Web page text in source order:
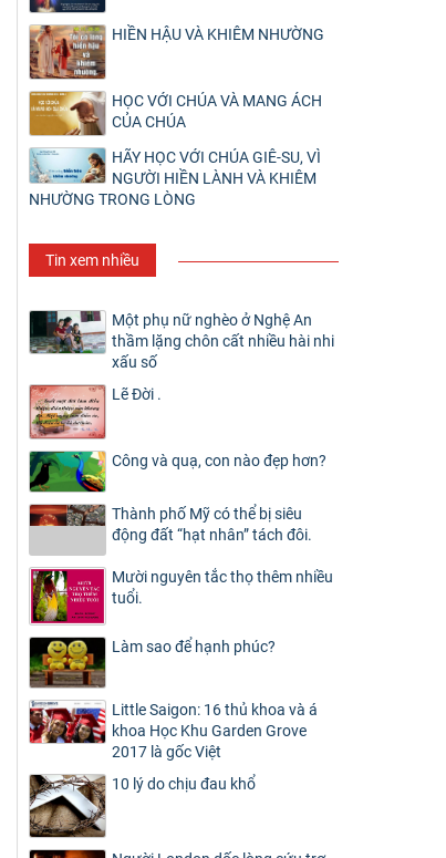
HIỀN HẬU VÀ KHIÊM NHƯỜNG
HỌC VỚI CHÚA VÀ MANG ÁCH
CỦA CHÚA
HÃY HỌC VỚI CHÚA GIÊ-SU, VÌ
NGƯỜI HIỀN LÀNH VÀ KHIÊM
NHƯỜNG TRONG LÒNG
Tin xem nhiều
Một phụ nữ nghèo ở Nghệ An
thầm lặng chôn cất nhiều hài nhi
xấu số
Lẽ Đời .
Công và quạ, con nào đẹp hơn?
Thành phố Mỹ có thể bị siêu
động đất “hạt nhân” tách đôi.
Mười nguyên tắc thọ thêm nhiều
tuổi.
Làm sao để hạnh phúc?
Little Saigon: 16 thủ khoa và á
khoa Học Khu Garden Grove
2017 là gốc Việt
10 lý do chịu đau khổ